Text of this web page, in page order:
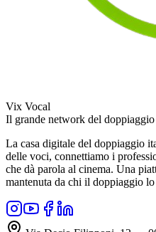
Vix Vocal
Il grande network del doppiaggio
La casa digitale del doppiaggio
delle voci, connettiamo i
che dà parola al cinema. Una
mantenuta da chi il doppiaggio